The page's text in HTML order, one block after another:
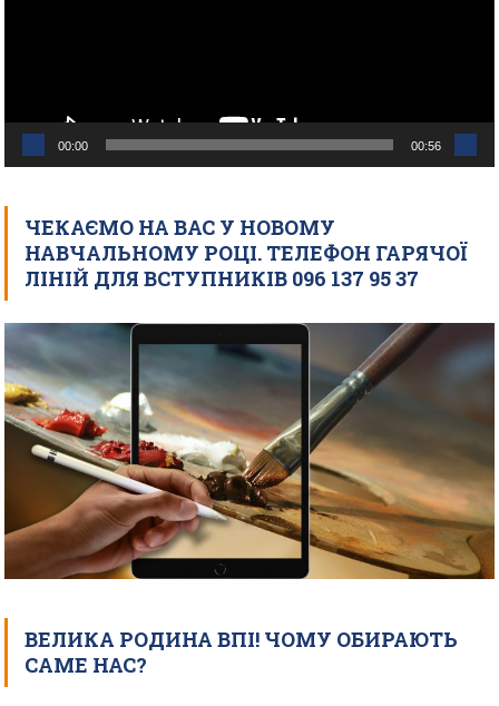
00:00 00:56
ЧЕКАЄМО НА ВАС У НОВОМУ
НАВЧАЛЬНОМУ РОЦІ. ТЕЛЕФОН ГАРЯЧОЇ
ЛІНІЙ ДЛЯ ВСТУПНИКІВ 096 137 95 37
ВЕЛИКА РОДИНА ВПІ! ЧОМУ ОБИРАЮТЬ
САМЕ НАС?